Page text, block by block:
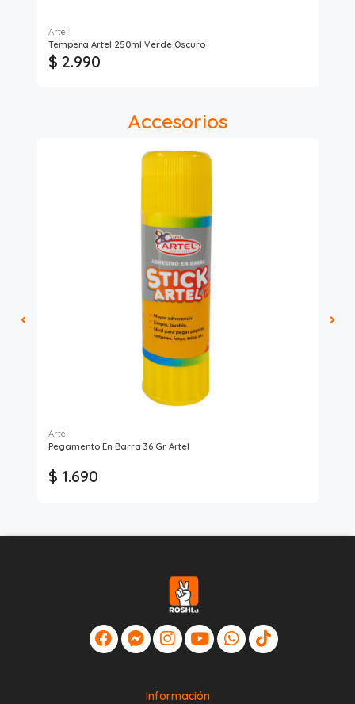
Artel
Tempera Artel 250ml Verde Oscuro
$ 2.990
Accesorios
Artel
Pegamento En Barra 36 Gr Artel
$ 1.690
Información